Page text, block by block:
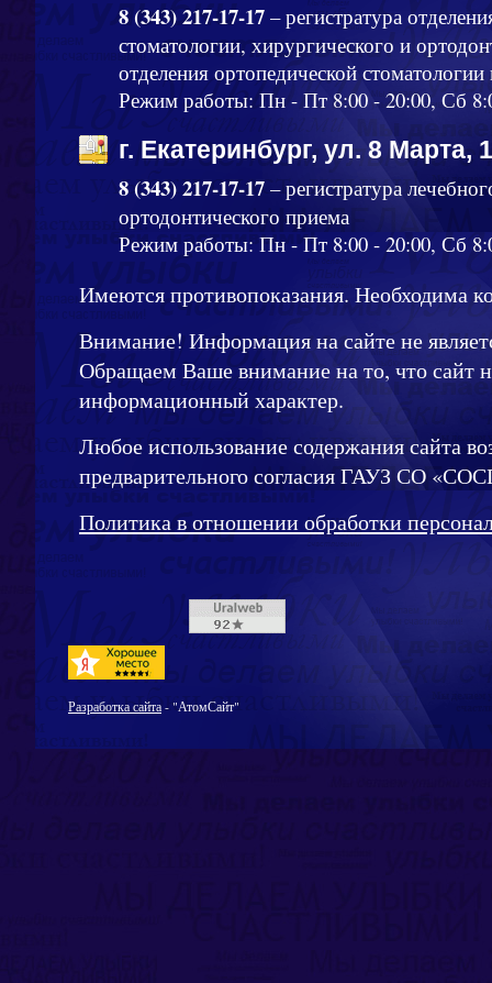
8 (343) 217-17-17 – регистратура
стоматологии, хирургического и
отделения ортопедической
Режим работы: Пн - Пт 8:00 - 20:00, Сб
г. Екатеринбург, ул. 8 Марта,
8 (343) 217-17-17 – регистратура
ортодонтического приема
Режим работы: Пн - Пт 8:00 - 20:00, Сб
Имеются противопоказания. Необходима
Внимание! Информация на сайте не
Обращаем Ваше внимание на то, что сайт
информационный характер.
Любое использование содержания сайта
предварительного согласия ГАУЗ СО
Политика в отношении обработки
Разработка сайта- "АтомСайт"